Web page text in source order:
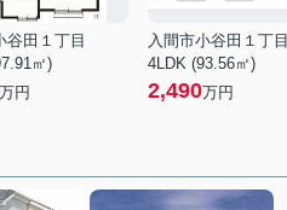
谷田１丁目
㎡)
万円
入間市小谷田１丁目
4LDK (93.56㎡)
2,490万円